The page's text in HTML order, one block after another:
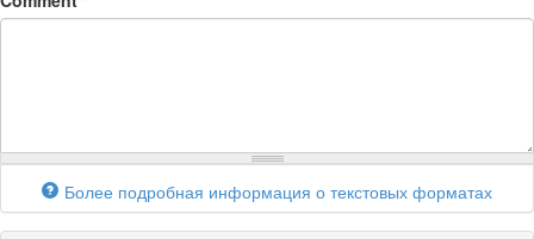
Более подробная информация о текстовых форматах